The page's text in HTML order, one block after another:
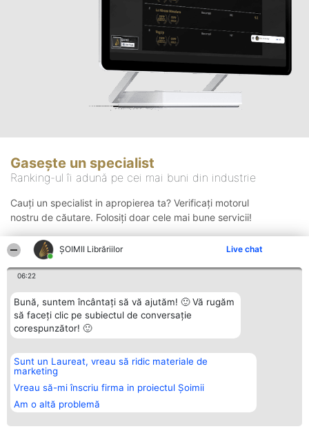
ȘOIMII Librăriilor Live chat
06:22
Bună, suntem încântați să vă ajutăm! 🙂 Vă rugăm
să faceți clic pe subiectul de conversație
corespunzător! 🙂
Sunt un Laureat, vreau să ridic materiale de
marketing
Vreau să-mi înscriu firma in proiectul Șoimii
Am o altă problemă
Gasește un specialist
Ranking-ul îi adună pe cei mai buni din industrie
Cauți un specialist in apropierea ta? Verificați motorul
nostru de căutare. Folosiți doar cele mai bune servicii!
Organizator Ranking
BRIGHT SOLUTIONS BR SRL
Aleea Timisul De Sus 2 Bl. A30
Sc. A Et. 4 Ap. 13 Cod 061952
București
CUI 36737675
Plebiscyt
Lista Tuturor
Laureaților
Statut
Contact